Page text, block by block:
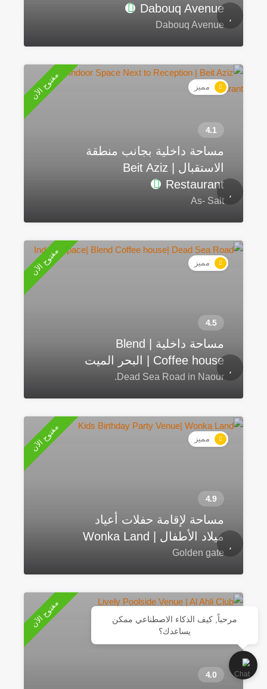
Dabouq Avenue
Dabouq Avenue
مميز مفتوح الآن
مساحة داخلية بجانب منطقة
الاستقبال | Beit Aziz
Restaurant
As- Salt
مميز مفتوح الآن
مساحة داخلية | Blend
Coffee house | البحر الميت
Dead Sea Road in Naour.
مميز مفتوح الآن
مساحة لإقامة حفلات أعياد
ميلاد الأطفال | Wonka Land
Golden gate
مميز مفتوح الآن
مرحباً, كيف الذكاء الاصطناعي ممكن
يساعدك؟